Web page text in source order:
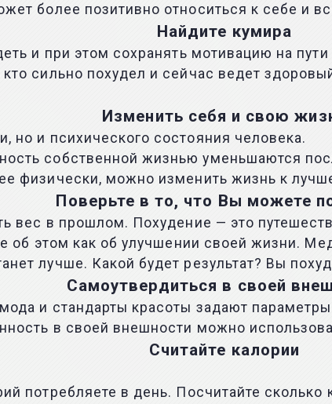
более позитивно относиться к себе и
Найдите кумира
и при этом сохранять мотивацию на
сильно похудел и сейчас ведет
Изменить себя и свою
но и психического состояния человека.
собственной жизнью уменьшаются
физически, можно изменить жизнь к
Поверьте в то, что Вы можете
вес в прошлом. Похудение — это
об этом как об улучшении своей жизни.
лучше. Какой будет результат? Вы
Самоутвердиться в своей
и стандарты красоты задают
в своей внешности можно
Считайте калории
потребляете в день. Посчитайте